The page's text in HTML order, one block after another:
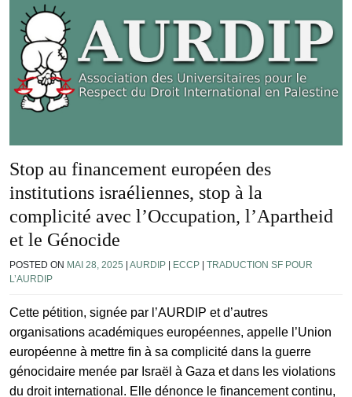
Stop au financement européen des
institutions israéliennes, stop à la
complicité avec l’Occupation, l’Apartheid
et le Génocide
POSTED ON MAI 28, 2025 | AURDIP | ECCP | TRADUCTION SF POUR
L’AURDIP
Cette pétition, signée par l’AURDIP et d’autres
organisations académiques européennes, appelle l’Union
européenne à mettre fin à sa complicité dans la guerre
génocidaire menée par Israël à Gaza et dans les violations
du droit international. Elle dénonce le financement continu,